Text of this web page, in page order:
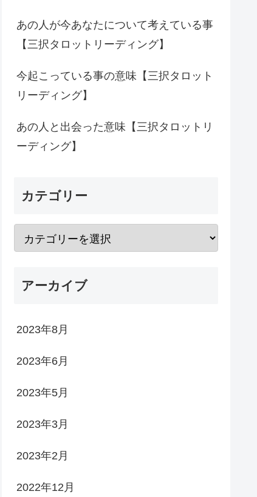
あの人が今あなたについて考えている事
【三択タロットリーディング】
今起こっている事の意味【三択タロット
リーディング】
あの人と出会った意味【三択タロットリ
ーディング】
カテゴリー
アーカイブ
2023年8月
2023年6月
2023年5月
2023年3月
2023年2月
2022年12月